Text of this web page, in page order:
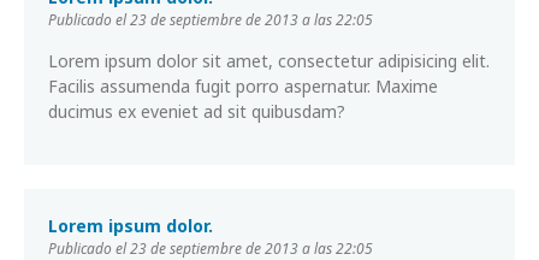
Publicado el 23 de septiembre de 2013 a las 22:05
Lorem ipsum dolor sit amet, consectetur adipisicing elit.
Facilis assumenda fugit porro aspernatur. Maxime
ducimus ex eveniet ad sit quibusdam?
Lorem ipsum dolor.
Publicado el 23 de septiembre de 2013 a las 22:05